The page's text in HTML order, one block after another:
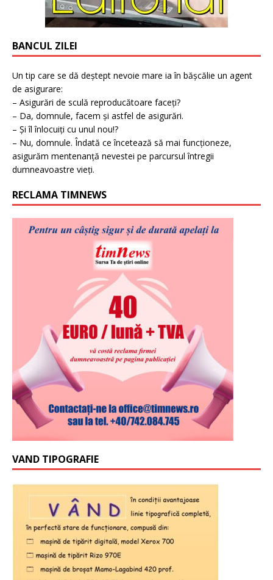
BANCUL ZILEI
Un tip care se dă deștept nevoie mare ia în bășcălie un agent
de asigurare:
– Asigurări de sculă reproducătoare faceți?
– Da, domnule, facem și astfel de asigurări.
– Și îl înlocuiți cu unul nou!?
– Nu, domnule. Îndată ce încetează să mai funcționeze,
asigurăm mentenanță nevestei pe parcursul întregii
dumneavoastre vieți.
RECLAMA TIMNEWS
VAND TIPOGRAFIE